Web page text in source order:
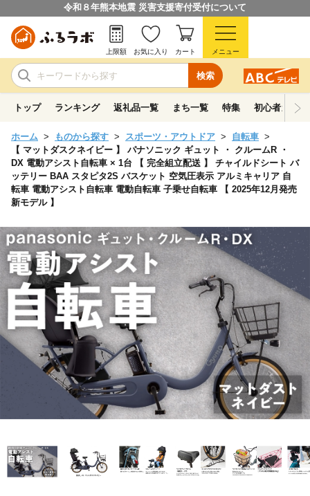
令和８年熊本地震 災害支援寄付受付について
検索
上限額 お気に入り カート メニュー
トップ ランキング 返礼品一覧 まち一覧 特集 初心者ガイド
ホーム ものから探す スポーツ・アウトドア
自転車
【 マットダスクネイビー 】 パナソニック ギュット ・ クルームR ・
DX 電動アシスト自転車 × 1台 【 完全組立配送 】 チャイルドシート バ
ッテリー BAA スタピタ2S バスケット 空気圧表示 アルミキャリア 自
転車 電動アシスト自転車 電動自転車 子乗せ自転車 【 2025年12月発売
新モデル 】